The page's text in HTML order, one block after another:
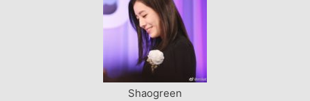
Shaogreen